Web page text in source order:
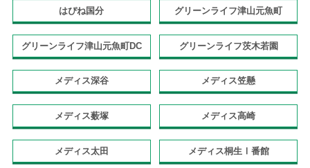
はぴね国分 グリーンライフ津山元魚町
グリーンライフ津山元魚町DC グリーンライフ茨木若園
メディス深谷 メディス笠懸
メディス薮塚 メディス高崎
メディス太田 メディス桐生Ⅰ番館